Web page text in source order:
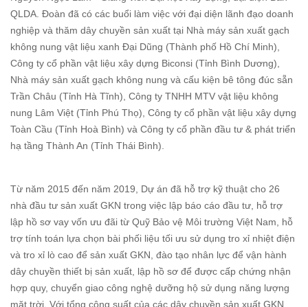
QLDA. Đoàn đã có các buổi làm việc với đại diện lãnh đạo doanh
nghiệp và thăm dây chuyền sản xuất tại Nhà máy sản xuất gạch
không nung vật liệu xanh Đại Dũng (Thành phố Hồ Chí Minh),
Công ty cổ phần vật liệu xây dựng Biconsi (Tỉnh Bình Dương),
Nhà máy sản xuất gạch không nung và cấu kiện bê tông đúc sẵn
Trần Châu (Tỉnh Hà Tĩnh), Công ty TNHH MTV vật liệu không
nung Lâm Việt (Tỉnh Phú Thọ), Công ty cổ phần vật liệu xây dựng
Toàn Cầu (Tỉnh Hoà Bình) và Công ty cổ phần đầu tư & phát triển
hạ tầng Thành An (Tỉnh Thái Bình).
Từ năm 2015 đến năm 2019, Dự án đã hỗ trợ kỹ thuật cho 26
nhà đầu tư sản xuất GKN trong việc lập báo cáo đầu tư, hỗ trợ
lập hồ sơ vay vốn ưu đãi từ Quỹ Bảo vệ Môi trường Việt Nam, hỗ
trợ tính toán lựa chọn bài phối liệu tối ưu sử dụng tro xỉ nhiệt điện
và tro xỉ lò cao để sản xuất GKN, đào tạo nhân lực để vận hành
dây chuyền thiết bị sản xuất, lập hồ sơ để được cấp chứng nhận
hợp quy, chuyển giao công nghệ dưỡng hộ sử dụng năng lượng
mặt trời. Với tổng công suất của các dây chuyền sản xuất GKN